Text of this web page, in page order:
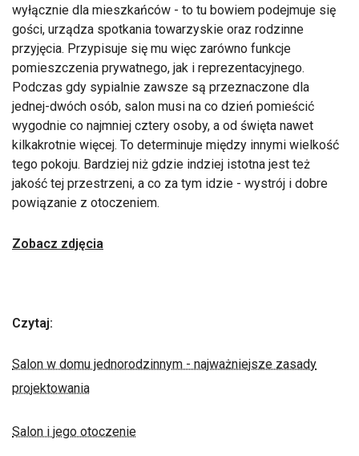
wyłącznie dla mieszkańców - to tu bowiem podejmuje się
gości, urządza spotkania towarzyskie oraz rodzinne
przyjęcia. Przypisuje się mu więc zarówno funkcje
pomieszczenia prywatnego, jak i reprezentacyjnego.
Podczas gdy sypialnie zawsze są przeznaczone dla
jednej-dwóch osób, salon musi na co dzień pomieścić
wygodnie co najmniej cztery osoby, a od święta nawet
kilkakrotnie więcej. To determinuje między innymi wielkość
tego pokoju. Bardziej niż gdzie indziej istotna jest też
jakość tej przestrzeni, a co za tym idzie - wystrój i dobre
powiązanie z otoczeniem.
Zobacz zdjęcia
Czytaj:
Salon w domu jednorodzinnym - najważniejsze zasady
projektowania
Salon i jego otoczenie